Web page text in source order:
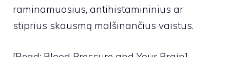
raminamuosius, antihistamininius ar
stiprius skausmą malšinančius vaistus.